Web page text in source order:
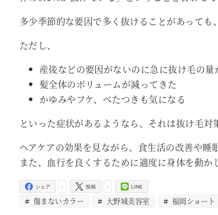
多少季節的な要因で多く抜けることがあっても
ただし、
産後などの要因がないのに急に抜け毛の量
︎髪全体のボリュームが減ってきた
︎かゆみやフケ、べたつきも気になる
といった症状があるようなら、それは抜け毛対
ヘアケアの効果を見ながら、食生活の改善や睡
また、血行を良くするために適度に身体を動か
-
シェア -
投稿 LINE
傷まないカラー 大野城美容室 福岡ショート